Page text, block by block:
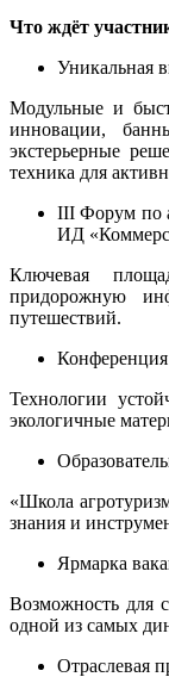
Что ждёт
Уникальная
Модульные и
инновации,
экстерьерные
техника для
III Форум по
ИД
Ключевая
придорожную
путешествий.
Конференция
Технологии
экологичные
«Школа
знания и
Ярмарка
Возможность для
одной из самых
Отраслевая